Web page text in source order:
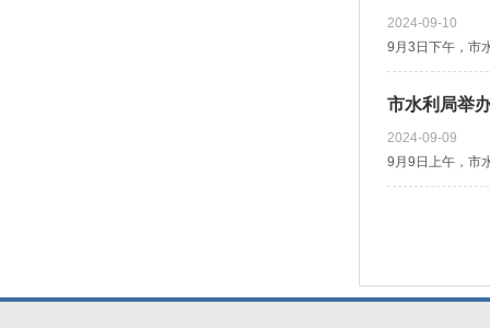
2024-09-10
9月3日下午，市
市水利局举
2024-09-09
9月9日上午，市